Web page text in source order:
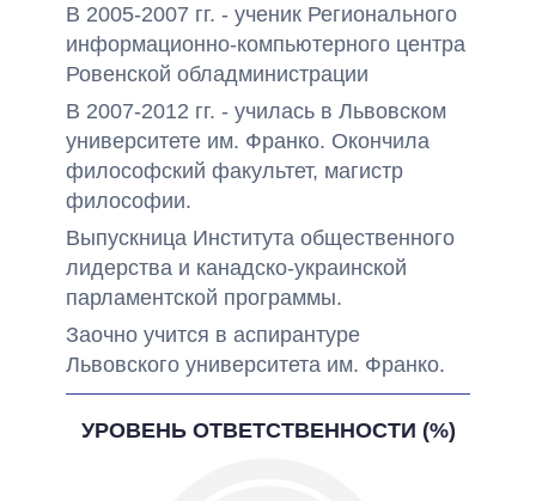
В 2005-2007 гг. - ученик Регионального
информационно-компьютерного центра
Ровенской обладминистрации
В 2007-2012 гг. - училась в Львовском
университете им. Франко. Окончила
философский факультет, магистр
философии.
Выпускница Института общественного
лидерства и канадско-украинской
парламентской программы.
Заочно учится в аспирантуре
Львовского университета им. Франко.
УРОВЕНЬ ОТВЕТСТВЕННОСТИ (%)